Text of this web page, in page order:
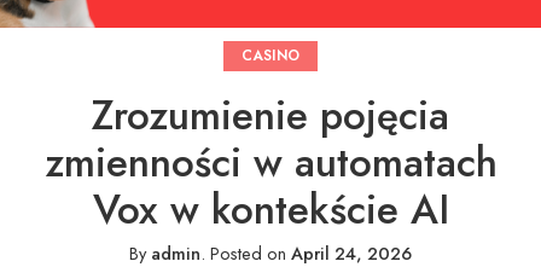
CASINO
Zrozumienie pojęcia
zmienności w automatach
Vox w kontekście AI
Byadmin. Posted on April 24, 2026